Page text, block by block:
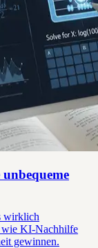
wirklich
KI-Nachhilfe
gewinnen.